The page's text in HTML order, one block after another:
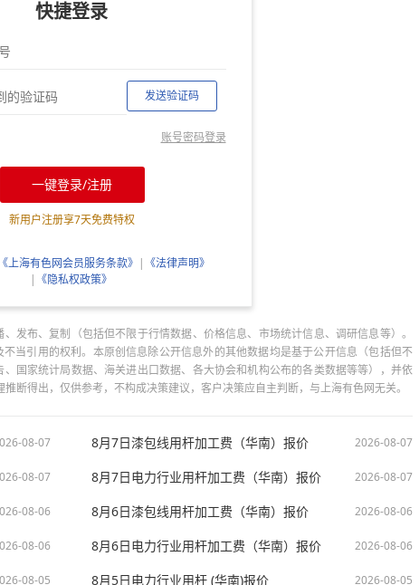
快捷登录
发送验证码
账号密码登录
一键登录/注册
新用户注册享7天免费特权
《上海有色网会员服务条款》 | 《法律声明》
| 《隐私权政策》
发布、复制（包括但不限于行情数据、价格信息、市场统计信息、调研信息等）。
当引用的权利。本原创信息除公开信息外的其他数据均是基于公开信息（包括但不
国家统计局数据、海关进出口数据、各大协会和机构公布的各类数据等等），并依
断得出，仅供参考，不构成决策建议，客户决策应自主判断，与上海有色网无关。
08-07 8月7日漆包线用杆加工费（华南）报价 2026-08-07
08-07 8月7日电力行业用杆加工费（华南）报价 2026-08-07
08-06 8月6日漆包线用杆加工费（华南）报价 2026-08-06
08-06 8月6日电力行业用杆加工费（华南）报价 2026-08-06
08-05 8月5日电力行业用杆 (华南)报价 2026-08-05